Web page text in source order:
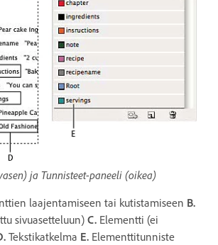
ja Tunnisteet-paneeli (oikea)
laajentamiseen tai kutistamiseen B.
sivuasetteluun) C. Elementti (ei
Tekstikatkelma E. Elementtitunniste